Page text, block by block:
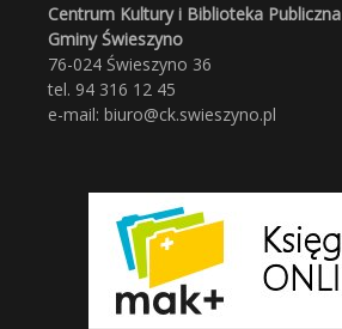
Centrum Kultury i Biblioteka Publiczna
Gminy Świeszyno
76-024 Świeszyno 36
tel. 94 316 12 45
e-mail: biuro@ck.swieszyno.pl